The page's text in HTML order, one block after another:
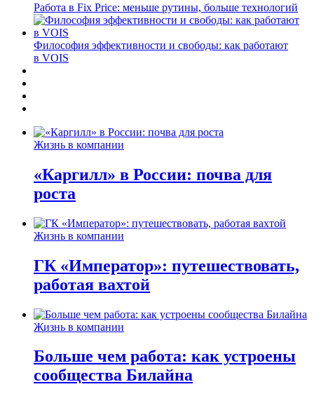
Работа в Fix Price: меньше рутины, больше технологий
Философия эффективности и свободы: как работают
в VOIS
Жизнь в компании
«Каргилл» в России: почва для
роста
Жизнь в компании
ГК «Император»: путешествовать,
работая вахтой
Жизнь в компании
Больше чем работа: как устроены
сообщества Билайна